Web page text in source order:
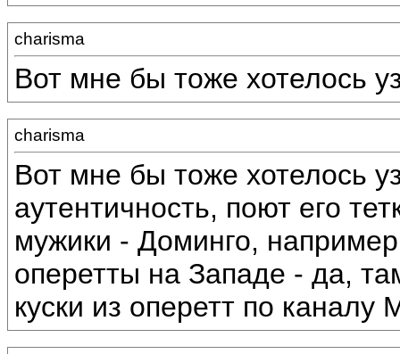
charisma
Вот мне бы тоже хотелось
charisma
Вот мне бы тоже хотелось
аутентичность, поют его
мужики - Доминго,
оперетты на Западе - да,
куски из оперетт по каналу